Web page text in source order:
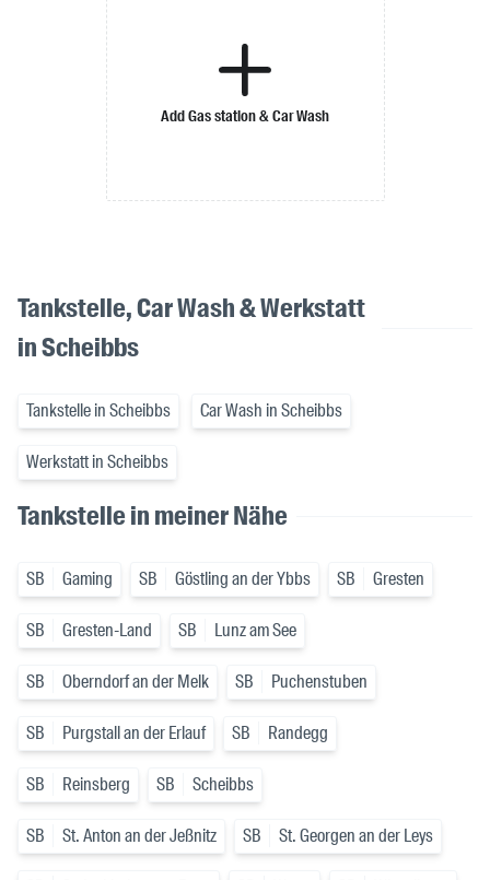
Add Gas station & Car Wash
Tankstelle, Car Wash & Werkstatt
in Scheibbs
Tankstelle in Scheibbs Car Wash in Scheibbs
Werkstatt in Scheibbs
Tankstelle in meiner Nähe
SB Gaming SB Göstling an der Ybbs SB Gresten
SB Gresten-Land SB Lunz am See
SB Oberndorf an der Melk SB Puchenstuben
SB Purgstall an der Erlauf SB Randegg
SB Reinsberg SB Scheibbs
SB St. Anton an der Jeßnitz SB St. Georgen an der Leys